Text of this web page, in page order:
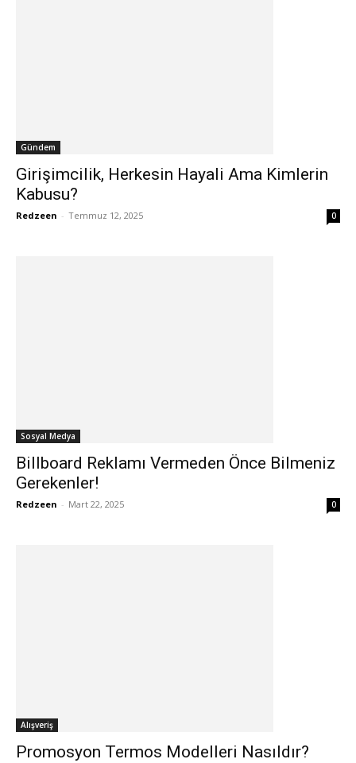
Gündem
Girişimcilik, Herkesin Hayali Ama Kimlerin
Kabusu?
Redzeen - Temmuz 12, 2025 0
Sosyal Medya
Billboard Reklamı Vermeden Önce Bilmeniz
Gerekenler!
Redzeen - Mart 22, 2025 0
Alışveriş
Promosyon Termos Modelleri Nasıldır?